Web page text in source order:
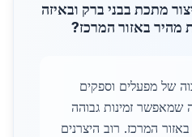
מתכת בבני ברק ובאיזה
מהיר באזור המרכז?
של מפעלים וספקים
שמאפשר זמינות גבוהה
המרכז. רוב היצרנים